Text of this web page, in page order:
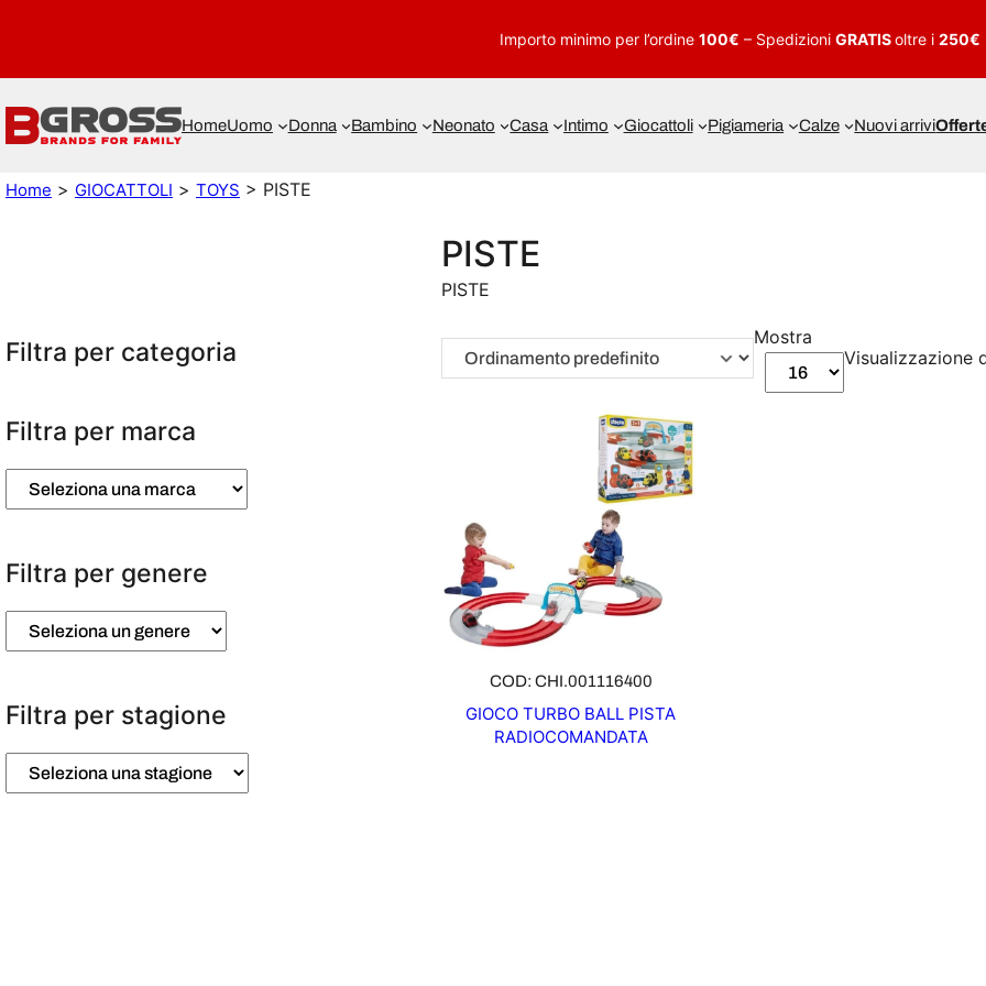
Importo minimo per l’ordine 100€ – Spedizioni GRATISoltre i 250€
HomeUomo Donna Bambino Neonato Casa Intimo Giocattoli Pigiameria Calze Nuovi arrivi
Home > GIOCATTOLI > TOYS > PISTE
Filtra per categoria
Filtra per marca
Filtra per genere
Filtra per stagione
PISTE
PISTE
Mostra
Visualizzazione
COD: CHI.001116400
GIOCO TURBO BALL PISTA
RADIOCOMANDATA